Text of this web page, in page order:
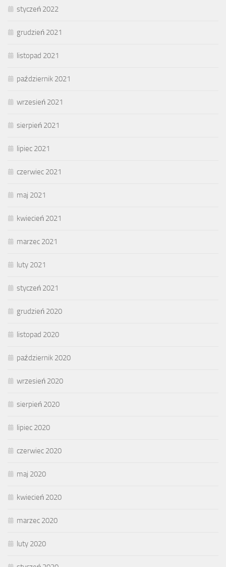
styczeń 2022
grudzień 2021
listopad 2021
październik 2021
wrzesień 2021
sierpień 2021
lipiec 2021
czerwiec 2021
maj 2021
kwiecień 2021
marzec 2021
luty 2021
styczeń 2021
grudzień 2020
listopad 2020
październik 2020
wrzesień 2020
sierpień 2020
lipiec 2020
czerwiec 2020
maj 2020
kwiecień 2020
marzec 2020
luty 2020